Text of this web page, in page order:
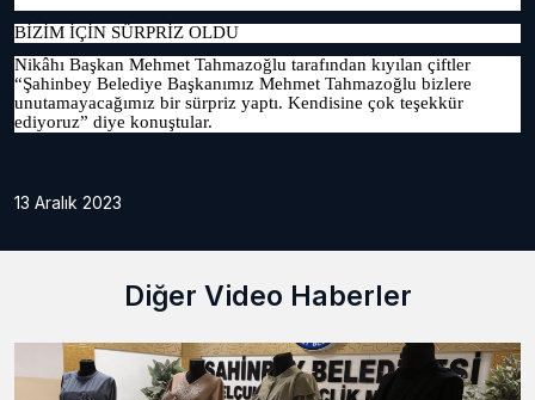
BİZİM İÇİN SÜRPRİZ OLDU
Nikâhı Başkan Mehmet Tahmazoğlu tarafından kıyılan çiftler
“Şahinbey Belediye Başkanımız Mehmet Tahmazoğlu bizlere
unutamayacağımız bir sürpriz yaptı. Kendisine çok teşekkür
ediyoruz” diye konuştular.
13 Aralık 2023
Diğer Video Haberler